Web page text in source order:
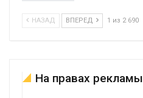
НАЗАД ВПЕРЕД 1 из 2 690
На правах рекламы